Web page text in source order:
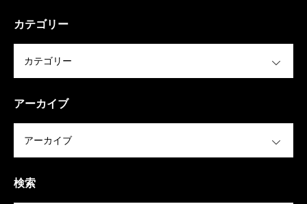
カテゴリー
アーカイブ
検索